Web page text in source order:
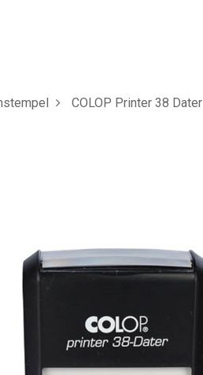
COLOP Printer 38 Dater